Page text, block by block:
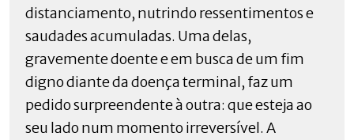
distanciamento, nutrindo ressentimentos e
saudades acumuladas. Uma delas,
gravemente doente e em busca de um fim
digno diante da doença terminal, faz um
pedido surpreendente à outra: que esteja ao
seu lado num momento irreversível. A